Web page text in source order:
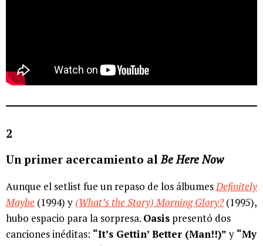
2
Un primer acercamiento al Be Here Now
Aunque el setlist fue un repaso de los álbumesDefinitely
Maybe (1994) y (What’s the Story) Morning Glory?(1995),
hubo espacio para la sorpresa. Oasis presentó dos
canciones inéditas: “It’s Gettin’ Better (Man!!)”y “My